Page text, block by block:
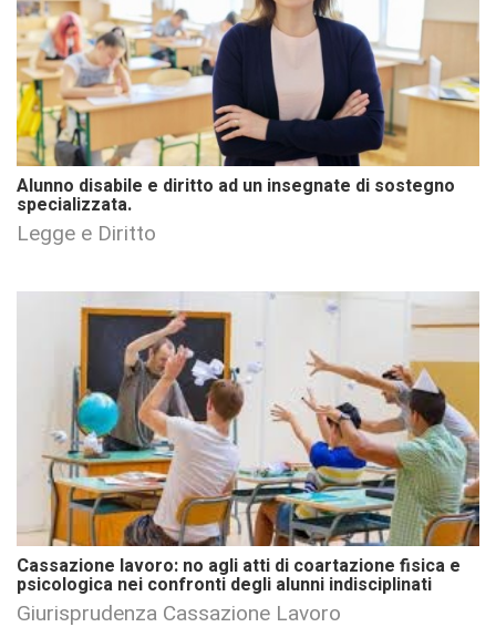
Alunno disabile e diritto ad un insegnate di sostegno
specializzata.
Legge e Diritto
Cassazione lavoro: no agli atti di coartazione fisica e
psicologica nei confronti degli alunni indisciplinati
Giurisprudenza Cassazione Lavoro